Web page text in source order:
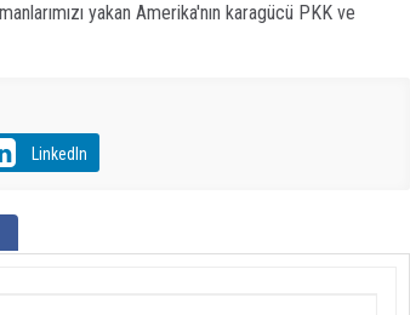
yakan Amerika'nın karagücü PKK ve
LinkedIn